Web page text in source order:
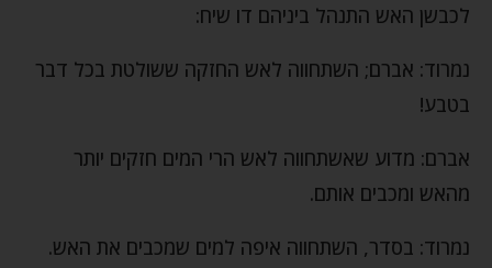
לכבשן האש התנהל ביניהם דו שיח:
נמרוד: אברם; השתחווה לאש החזקה ששולטת בכל דבר
בטבע!
אברם: מדוע שאשתחווה לאש הרי המים חזקים יותר
מהאש ומכבים אותם.
נמרוד: בסדר, השתחווה איפה למים שמכבים את האש.